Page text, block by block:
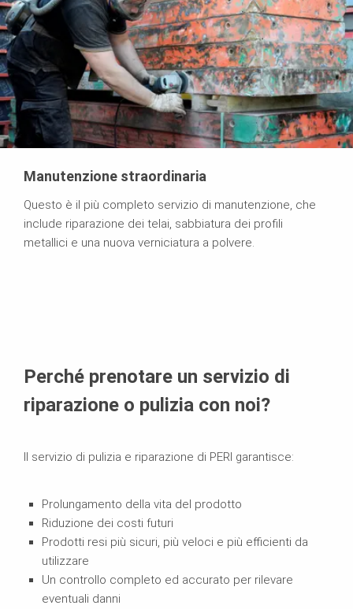
Manutenzione straordinaria
Questo è il più completo servizio di manutenzione, che
include riparazione dei telai, sabbiatura dei profili
metallici e una nuova verniciatura a polvere.
Perché prenotare un servizio di
riparazione o pulizia con noi?
Il servizio di pulizia e riparazione di PERI garantisce:
Prolungamento della vita del prodotto
Riduzione dei costi futuri
Prodotti resi più sicuri, più veloci e più efficienti da
utilizzare
Un controllo completo ed accurato per rilevare
eventuali danni